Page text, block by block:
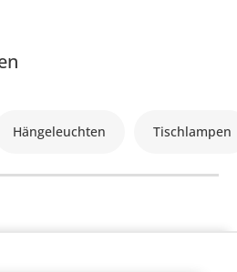
Hängeleuchten Tischlampen